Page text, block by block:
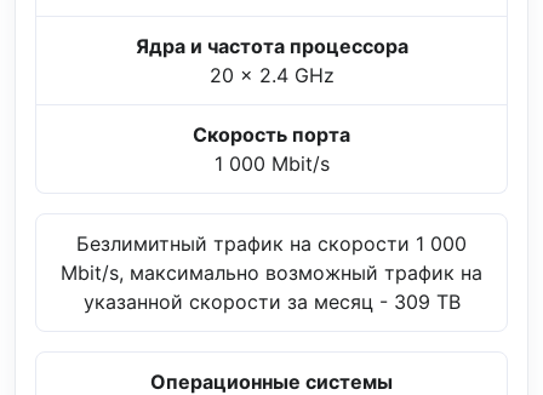
Ядра и частота процессора
20 x 2.4 GHz
Скорость порта
1 000 Mbit/s
Безлимитный трафик на скорости 1 000
Mbit/s, максимально возможный трафик на
указанной скорости за месяц - 309 TB
Операционные системы